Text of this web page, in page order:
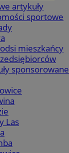
artykuły
sportowe
mieszkańcy
sponsorowane
Las